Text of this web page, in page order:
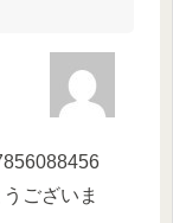
ございま